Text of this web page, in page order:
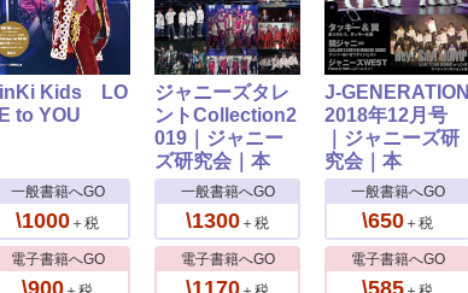
Kids LO
to YOU
一般書籍へGO
\1000 ＋税
電子書籍へGO
\900
ジャニーズタレ
ントCollection2
019｜ジャニー
ズ研究会｜本
一般書籍へGO
\1300 ＋税
電子書籍へGO
\1170
J-GENERATION
2018年12月号
｜ジャニーズ研
究会｜本
一般書籍へGO
\650 ＋税
電子書籍へGO
\585